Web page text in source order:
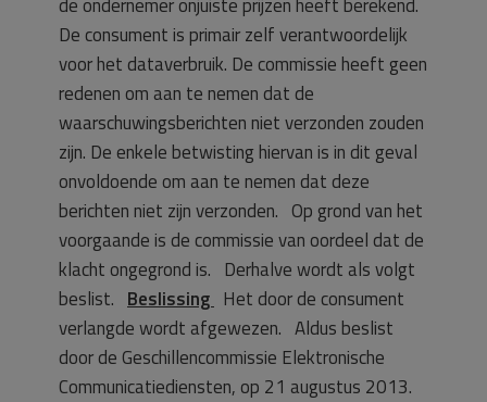
De consument is primair zelf verantwoordelijk
voor het dataverbruik. De commissie heeft geen
redenen om aan te nemen dat de
waarschuwingsberichten niet verzonden zouden
zijn. De enkele betwisting hiervan is in dit geval
onvoldoende om aan te nemen dat deze
berichten niet zijn verzonden. Op grond van het
voorgaande is de commissie van oordeel dat de
klacht ongegrond is. Derhalve wordt als volgt
beslist. Beslissing Het door de consument
verlangde wordt afgewezen. Aldus beslist
door de Geschillencommissie Elektronische
Communicatiediensten, op 21 augustus 2013.